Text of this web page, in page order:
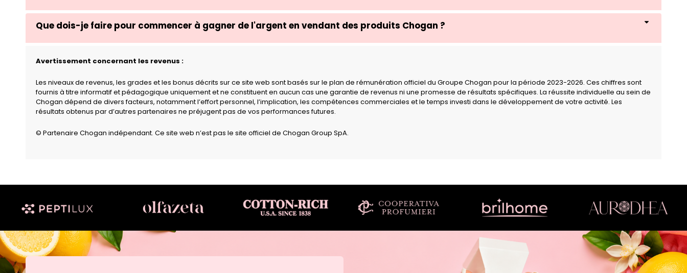
Que dois-je faire pour commencer à gagner de l'argent en vendant des produits Chogan ?
Avertissement concernant les revenus :
Les niveaux de revenus, les grades et les bonus décrits sur ce site web sont basés sur le plan de rémunération officiel du Groupe Chogan pour la période 2023-2026. Ces chiffres sont
fournis à titre informatif et pédagogique uniquement et ne constituent en aucun cas une garantie de revenus ni une promesse de résultats spécifiques. La réussite individuelle au sein de
Chogan dépend de divers facteurs, notamment l’effort personnel, l’implication, les compétences commerciales et le temps investi dans le développement de votre activité. Les
résultats obtenus par d’autres partenaires ne préjugent pas de vos performances futures.
© Partenaire Chogan indépendant. Ce site web n’est pas le site officiel de Chogan Group SpA.